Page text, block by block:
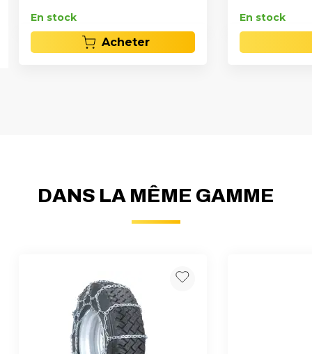
En stock
Acheter
En stock
DANS LA MÊME GAMME